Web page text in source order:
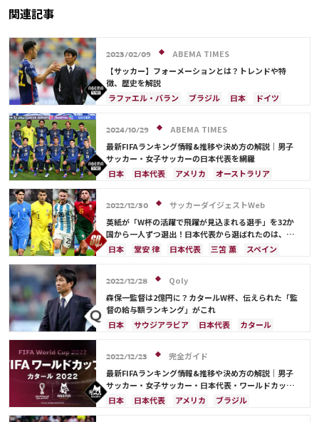
関連記事
2023/02/09
ABEMA TIMES
【サッカー】フォーメーションとは？トレンドや特
徴、歴史を解説
ラファエル・バラン
ブラジル 日本
ドイツ
スイス
オランダ ポーランド
ウルグアイ
メキシコ ウェールズ
コスタリカ
日本代表
カリム・ベンゼマ
2024/10/29
ABEMA TIMES
最新FIFAランキング情報&推移や決め方の解説｜男子
サッカー・女子サッカーの日本代表を網羅
日本
日本代表 アメリカ
オーストラリア
カタール
イラン 韓国 ドイツ
スペイン
フランス
ベルギー スイス
イングランド
オランダ
ポルトガル デンマーク
セルビア
クロアチア
ポーランド
エクアドル
セネガル
カメルーン
コスタリカ
2022/12/30
サッカーダイジェストWeb
英紙が「W杯の活躍で飛躍が見込まれる選手」を32か
国から一人ずつ選出！日本代表から選ばれたのは、堂
安や三笘ではなく…
日本 堂安 律 日本代表 三笘 薫
スペイン
サウジアラビア
デンマーク
フランス
ベルギー スイス
イングランド
オランダ
ポーランド ポルトガル
アルゼンチン
エクアドル ウルグアイ
カナダ
モロッコ
韓国 アメリカ
オーストラリア
コスタリカ
ケイラー・ナバス
サルダル・アズムン
2022/12/28
Qoly
森保一監督は2億円に？カタールW杯、伝えられた「監
督の給与額ランキング」がこれ
日本
サウジアラビア 日本代表
カタール
スペイン
フランス ベルギー
スイス
イングランド オランダ
ポーランド
ポルトガル
ブラジル
アルゼンチン
エクアドル
ウルグアイ カナダ
メキシコ
2022/12/23
完全ガイド
最新FIFAランキング情報&推移や決め方の解説｜男子
サッカー・女子サッカー・日本代表・ワールドカップ
出場国を網羅
日本 日本代表 アメリカ
ブラジル